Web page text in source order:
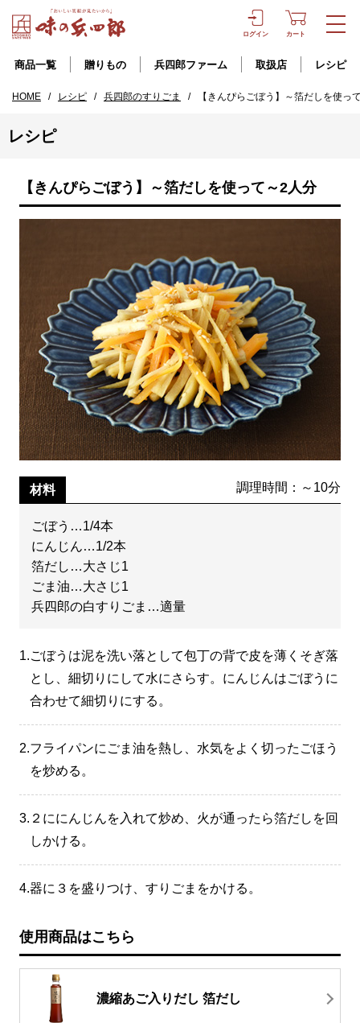
ログイン カート
商品一覧 贈りもの 兵四郎ファーム 取扱店 レシピ
HOME / レシピ / 兵四郎のすりごま / 【きんぴらごぼう】～箔だしを使っ
レシピ
【きんぴらごぼう】～箔だしを使って～2人分
材料 調理時間：～10分
ごぼう…1/4本
にんじん…1/2本
箔だし…大さじ1
ごま油…大さじ1
兵四郎の白すりごま…適量
1.ごぼうは泥を洗い落として包丁の背で皮を薄くそぎ落
とし、細切りにして水にさらす。にんじんはごぼうに
合わせて細切りにする。
2.フライパンにごま油を熱し、水気をよく切ったごほう
を炒める。
3. ２ににんじんを入れて炒め、火が通ったら箔だしを回
しかける。
4.器に３を盛りつけ、すりごまをかける。
使用商品はこちら
濃縮あご入りだし 箔だし